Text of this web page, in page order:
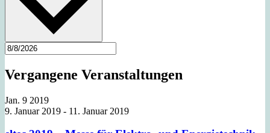
Vergangene Veranstaltungen
Jan. 9 2019
9. Januar 2019 - 11. Januar 2019